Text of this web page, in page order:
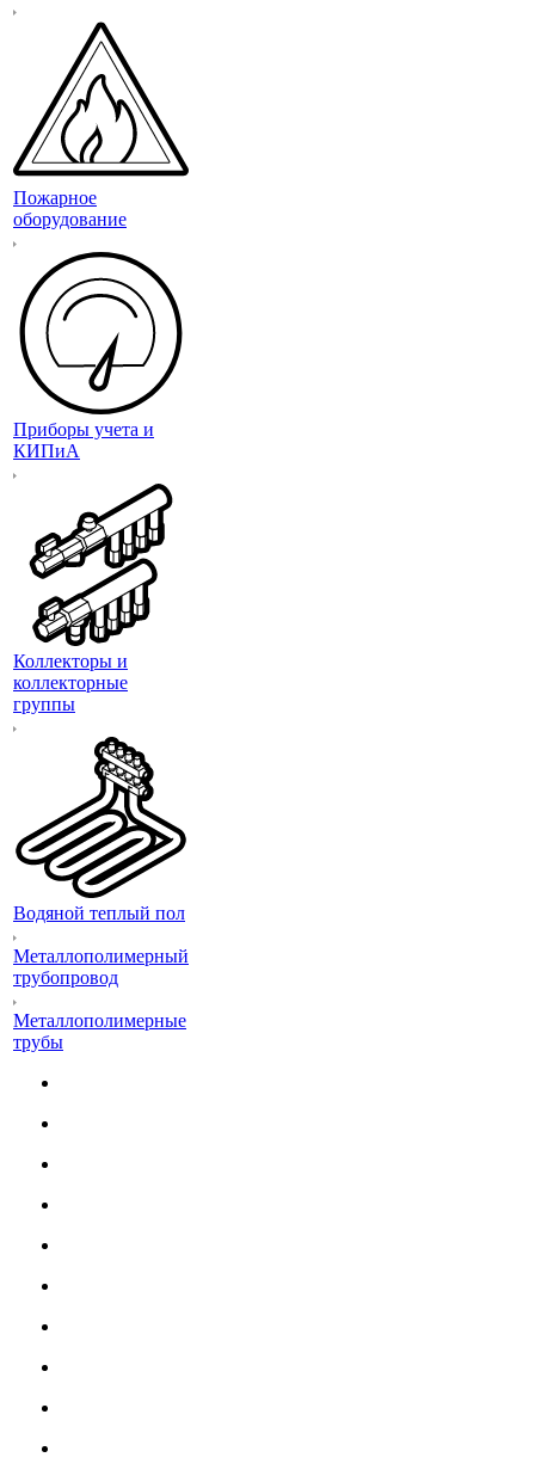
Пожарное
оборудование
Приборы учета и
КИПиА
Коллекторы и
коллекторные
группы
Водяной теплый пол
Металлополимерный
трубопровод
Металлополимерные
трубы